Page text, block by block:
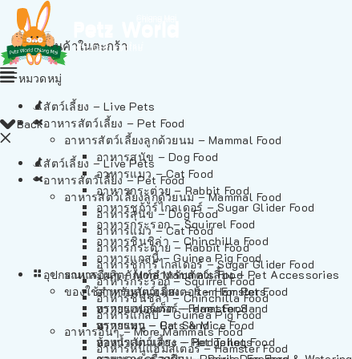
ไม่มีสินค้าในตะกร้า
Back
สัตว์เลี้ยง – Live Pets
อาหารสัตว์เลี้ยง – Pet Food
อาหารสัตว์เลี้ยงลูกด้วยนม – Mammal Food
อาหารสุนัข – Dog Food
อาหารแมว – Cat Food
อาหารกระต่าย – Rabbit Food
อาหารชูก้าร์ไกลเดอร์ – Sugar Glider Food
อาหารกระรอก – Squirrel Food
อาหารชินชิล่า – Chinchilla Food
อาหารแกสบี้ – Guinea Pig Food
อาหารอื่นๆ – More Mammals Food
อาหารหนูแฮมสเตอร์ – Hamster Food
หมวดหมู่
สัตว์เลี้ยง – Live Pets
อาหารสัตว์เลี้ยง – Pet Food
อาหารสัตว์เลี้ยงลูกด้วยนม – Mammal Food
อาหารสุนัข – Dog Food
อาหารแมว – Cat Food
อาหารกระต่าย – Rabbit Food
อาหารชูก้าร์ไกลเดอร์ – Sugar Glider Food
อาหารกระรอก – Squirrel Food
อาหารชินชิล่า – Chinchilla Food
อาหารแกสบี้ – Guinea Pig Food
อาหารอื่นๆ – More Mammals Food
อาหารหนูแฮมสเตอร์ – Hamster Food
อาหารเฟอร์เร็ต – Ferret Food
อาหารหนู – Rats & Mice Food
อาหารเม่นแคระ – Hedgehog Food
อุปกรณและผลิตภัณฑ์สำหรับสัตว์เลี้ยง – Pet Accessories
ของใช้สำหรับสัตว์เลี้ยง – Item For Pets
ทรายแฮมสเตอร์ – Hamster Sand
ทรายแมว – Cat Sand
ห้องน้ำสัตว์เลี้ยง – Pet Toilets